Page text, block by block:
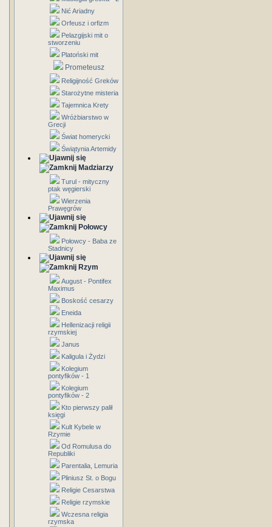
Nić Ariadny
Orfeusz i orfizm
Pelazgijski mit o
stworzeniu
Platoński mit
Prometeusz
Religijność Greków
Starożytne misteria
Tajemnica Krety
Wróżbiarstwo w
Grecji
Świat homerycki
Świątynia Artemidy
Madziarzy
Turul - mityczny
ptak węgierski
Wierzenia
Prawęgrów
Połowcy
Połowcy - Baba ze
Stadnicy
Rzym
August - Pontifex
Maximus
Boskość cesarzy
Eneida
Hellenizacji religii
rzymskiej
Janus
Kaligula i Żydzi
Kolegium
pontyfików - 1
Kolegium
pontyfików - 2
Kto pierwszy palił
księgi
Kult Kybele w
Rzymie
Od Romulusa do
Republiki
Parentalia, Lemuria
Pliniusz St. o Bogu
Religie Cesarstwa
Religie rzymskie
Wczesna religia
rzymska